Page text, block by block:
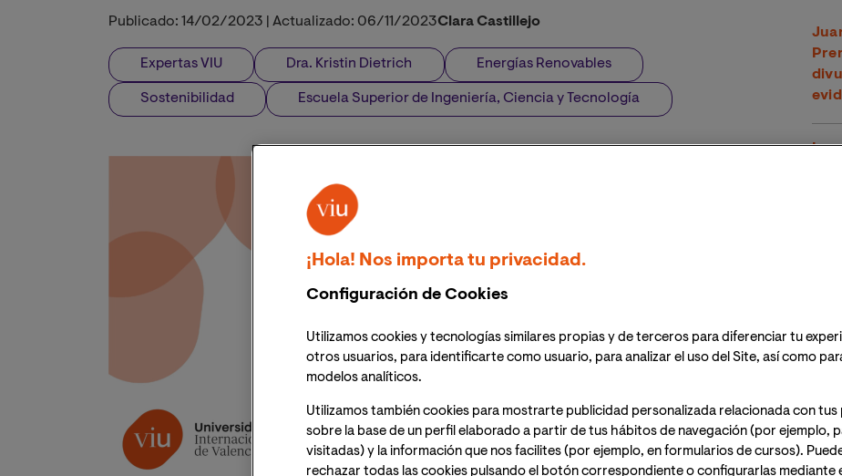
Publicado: 14/02/2023 Actualizado: 06/11/2023Clara Castillejo
Expertas VIU Dra. Kristin Dietrich Energías Renovables
Sostenibilidad Escuela Superior de Ingeniería, Ciencia y Tecnología
Dr.
en
¡Hola! Nos importa tu privacidad.
Configuración de Cookies
Utilizamos cookies y tecnologías similares propias y de terceros para diferenciar tu
otros usuarios, para identificarte como usuario, para analizar el uso del Site, así como
modelos analíticos.
Utilizamos también cookies para mostrarte publicidad personalizada relacionada con tus
sobre la base de un perfil elaborado a partir de tus hábitos de navegación (por ejemplo,
visitadas) y la información que nos facilites (por ejemplo, en formularios de cursos).
rechazar todas las cookies pulsando el botón correspondiente o configurarlas mediante